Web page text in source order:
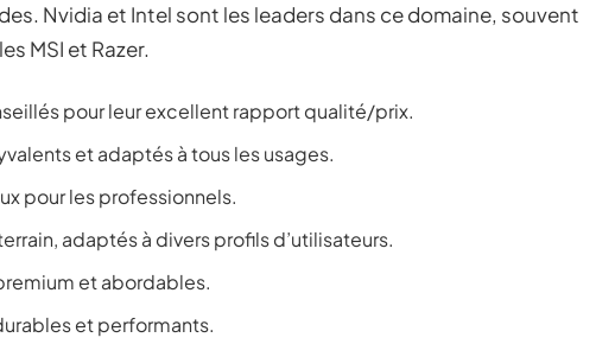
Nvidia et Intel sont les leaders dans ce domaine, souvent
MSI et Razer.
pour leur excellent rapport qualité/prix.
et adaptés à tous les usages.
pour les professionnels.
adaptés à divers profils d’utilisateurs.
et abordables.
et performants.